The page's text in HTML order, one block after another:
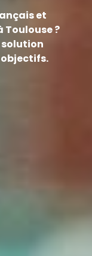
et
?
solution
objectifs.